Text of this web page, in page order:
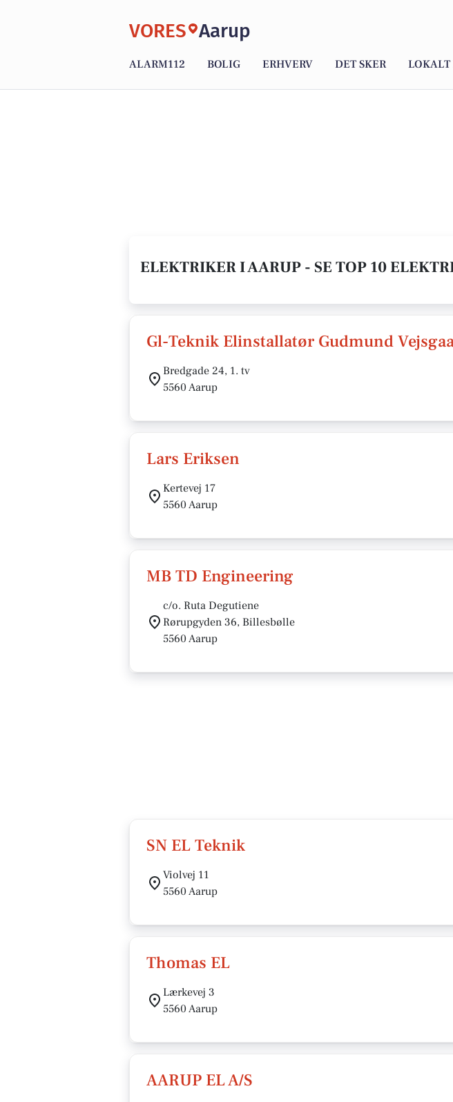
VORES Aarup
ALARM112 BOLIG ERHVERV DET SKER LOKALT
ELEKTRIKER I AARUP - SE TOP 10
Gl-Teknik Elinstallatør Gudmund
Bredgade 24, 1. tv
5560 Aarup
Lars Eriksen
Kertevej 17
5560 Aarup
MB TD Engineering
c/o. Ruta Degutiene
Rørupgyden 36, Billesbølle
5560 Aarup
SN EL Teknik
Violvej 11
5560 Aarup
Thomas EL
Lærkevej 3
5560 Aarup
AARUP EL A/S